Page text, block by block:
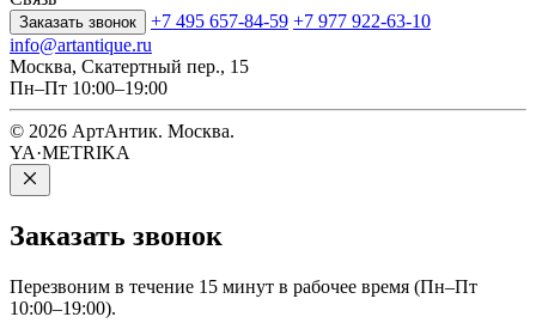
Заказать звонок +7 495 657-84-59 +7 977 922-63-10
info@artantique.ru
Москва, Скатертный пер., 15
Пн–Пт 10:00–19:00
© 2026 АртАнтик. Москва.
YA·METRIKA
Заказать звонок
Перезвоним в течение 15 минут в рабочее время (Пн–Пт
10:00–19:00).